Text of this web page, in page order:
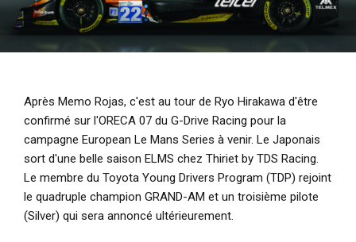
Après Memo Rojas, c'est au tour de Ryo Hirakawa d'être
confirmé sur l'ORECA 07 du G-Drive Racing pour la
campagne European Le Mans Series à venir. Le Japonais
sort d'une belle saison ELMS chez Thiriet by TDS Racing.
Le membre du Toyota Young Drivers Program (TDP) rejoint
le quadruple champion GRAND-AM et un troisième pilote
(Silver) qui sera annoncé ultérieurement.